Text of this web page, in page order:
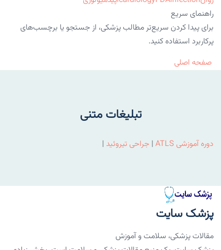
راهنمای سریع
برای پیدا کردن سریع‌تر مطالب پزشکی، از جستجو یا برچسب‌های
پرکاربرد استفاده کنید.
صفحه اصلی
تبلیغات متنی
دوره آموزشی ATLS | جراحی تیروئید |
پزشک سایت
مقالات پزشکی، سلامت و آموزش